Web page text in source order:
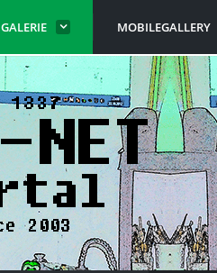
GALERIE MOBILEGALLERY